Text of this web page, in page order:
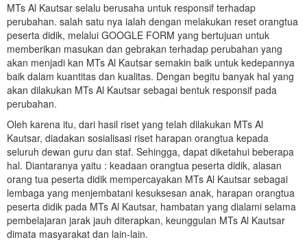
MTs Al Kautsar selalu berusaha untuk responsif terhadap
perubahan. salah satu nya ialah dengan melakukan reset orangtua
peserta didik, melalui GOOGLE FORM yang bertujuan untuk
memberikan masukan dan gebrakan terhadap perubahan yang
akan menjadi kan MTs Al Kautsar semakin baik untuk kedepannya
baik dalam kuantitas dan kualitas. Dengan begitu banyak hal yang
akan dilakukan MTs Al Kautsar sebagai bentuk responsif pada
perubahan.
Oleh karena itu, dari hasil riset yang telah dilakukan MTs Al
Kautsar, diadakan sosialisasi riset harapan orangtua kepada
seluruh dewan guru dan staf. Sehingga, dapat diketahui beberapa
hal. Diantaranya yaitu : keadaan orangtua peserta didik, alasan
orang tua peserta didik mempercayakan MTs Al Kautsar sebagai
lembaga yang menjembatani kesuksesan anak, harapan orangtua
peserta didik pada MTs Al Kautsar, hambatan yang dialami selama
pembelajaran jarak jauh diterapkan, keunggulan MTs Al Kautsar
dimata masyarakat dan lain-lain.